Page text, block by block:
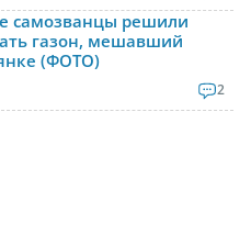
самозванцы решили
газон, мешавший
(ФОТО)
2